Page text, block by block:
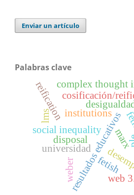
Enviar un artículo
Palabras clave
universidadresultados educativos
social inequality
weber
institutions
fetish
disposal
reificationcosificación/
marx
lms
web
complex thought